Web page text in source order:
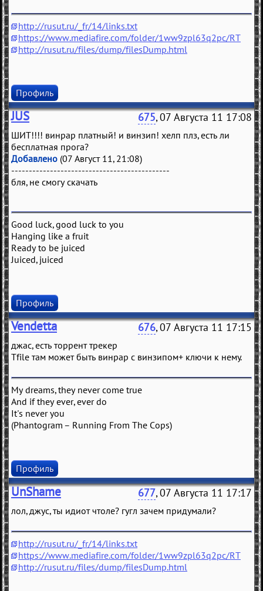
http://rusut.ru/_fr/14/links.txt
https://www.mediafire.com/folder/1ww9zpl63q2pc/RT
http://rusut.ru/files/dump/filesDump.html
Профиль
JUS 675, 07 Августа 11 17:08
ШИТ!!!! винрар платный! и винзип! хелп плз, есть ли
бесплатная прога?
Добавлено (07 Август 11, 21:08)
---------------------------------------------
бля, не смогу скачать
Good luck, good luck to you
Hanging like a fruit
Ready to be juiced
Juiced, juiced
Профиль
Vendetta 676, 07 Августа 11 17:15
джас, есть торрент трекер
Tfile там может быть винрар с винзипом+ ключи к нему.
My dreams, they never come true
And if they ever, ever do
It's never you
(Phantogram – Running From The Cops)
Профиль
UnShame 677, 07 Августа 11 17:17
лол, джус, ты идиот чтоле? гугл зачем придумали?
http://rusut.ru/_fr/14/links.txt
https://www.mediafire.com/folder/1ww9zpl63q2pc/RT
http://rusut.ru/files/dump/filesDump.html